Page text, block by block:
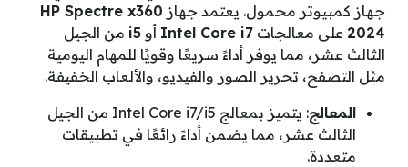
جهاز كمبيوتر محمول. يعتمد جهاز HP Spectre x360
2024 على معالجات Intel Core i7 أو i5 من الجيل
الثالث عشر، مما يوفر أداءً سريعًا وقويًا للمهام اليومية
مثل التصفح، تحرير الصور والفيديو، والألعاب الخفيفة.
المعالج
: يتميز بمعالج Intel Core i7/i5 من الجيل
الثالث عشر، مما يضمن أداءً رائعًا في تطبيقات
متعددة.